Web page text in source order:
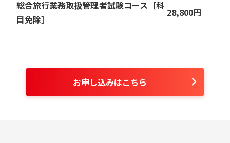
総合旅行業務取扱管理者試験コース［科
目免除］
28,800円
お申し込みはこちら